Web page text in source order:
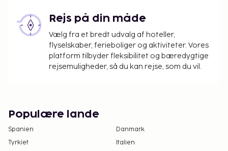
Gebyr for morgenmad tilberedt efter bestilling:
Mellem 7.00 og 16.00 EUR for voksne og mellem
7.00 og 16.00 EUR for børn (cirkapriser)
Ovenstående liste er muligvis ikke fuldstændig.
Gebyrer og depositummer inkluderer muligvis ikke
på indtjekningstidspunktet, hvor alle skal
Rejs på din måde
Vælg fra et bredt udvalg af hoteller,
flyselskaber, ferieboliger og aktiviteter. Vores
platform tilbyder fleksibilitet og bæredygtige
rejsemuligheder, så du kan rejse, som du vil.
Populære lande
Spanien
Danmark
Tyrkiet
Italien